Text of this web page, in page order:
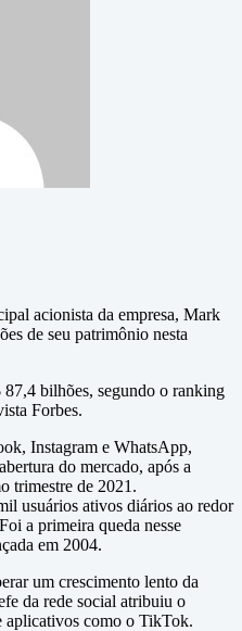
acionista da empresa, Mark
de seu patrimônio nesta
bilhões, segundo o ranking
Forbes.
Instagram e WhatsApp,
do mercado, após a
trimestre de 2021.
usuários ativos diários ao redor
a primeira queda nesse
em 2004.
um crescimento lento da
da rede social atribuiu o
aplicativos como o TikTok.